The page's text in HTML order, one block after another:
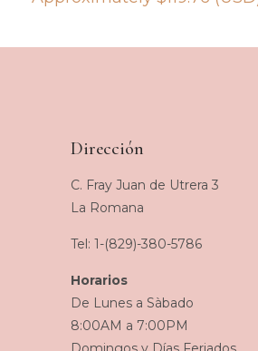
Dirección
C. Fray Juan de Utrera 3
La Romana
Tel: 1-(829)-380-5786
Horarios
De Lunes a Sàbado
8:00AM a 7:00PM